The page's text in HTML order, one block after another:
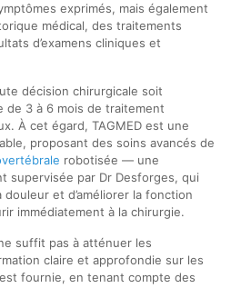
exprimés, mais également
médical, des traitements
d’examens cliniques et
décision chirurgicale soit
de 3 à 6 mois de traitement
À cet égard, TAGMED est une
proposant des soins avancés de
robotisée — une
supervisée par Dr Desforges, qui
et d’améliorer la fonction
immédiatement à la chirurgie.
suffit pas à atténuer les
claire et approfondie sur les
fournie, en tenant compte des